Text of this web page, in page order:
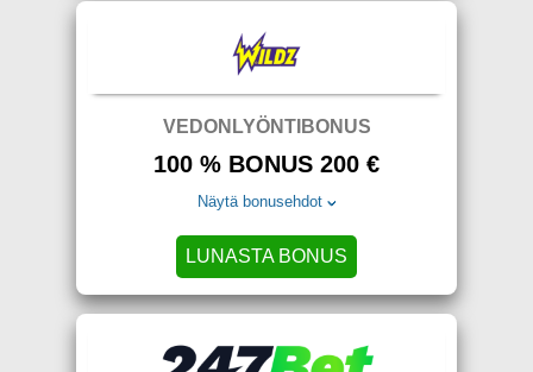
VEDONLYÖNTIBONUS
100 % BONUS 200 €
Näytä bonusehdot
LUNASTA BONUS